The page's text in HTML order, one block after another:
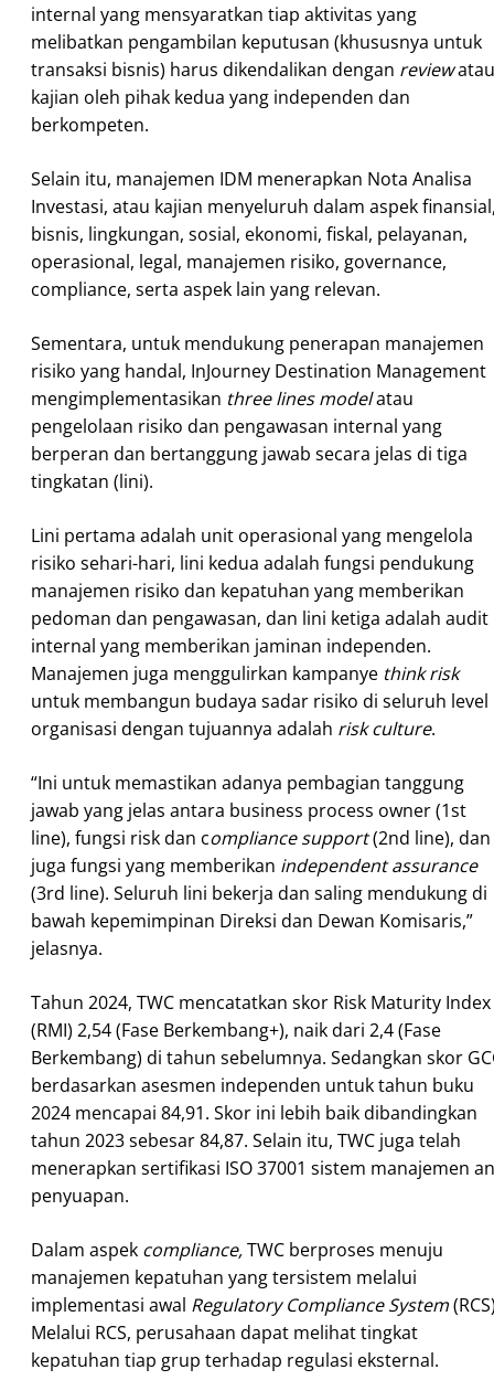
internal yang mensyaratkan tiap aktivitas yang
melibatkan pengambilan keputusan (khususnya untuk
transaksi bisnis) harus dikendalikan dengan reviewatau
kajian oleh pihak kedua yang independen dan
berkompeten.
Selain itu, manajemen IDM menerapkan Nota Analisa
Investasi, atau kajian menyeluruh dalam aspek
bisnis, lingkungan, sosial, ekonomi, fiskal, pelayanan,
operasional, legal, manajemen risiko, governance,
compliance, serta aspek lain yang relevan.
Sementara, untuk mendukung penerapan manajemen
risiko yang handal, InJourney Destination Management
mengimplementasikan three lines modelatau
pengelolaan risiko dan pengawasan internal yang
berperan dan bertanggung jawab secara jelas di tiga
tingkatan (lini).
Lini pertama adalah unit operasional yang mengelola
risiko sehari-hari, lini kedua adalah fungsi pendukung
manajemen risiko dan kepatuhan yang memberikan
pedoman dan pengawasan, dan lini ketiga adalah audit
internal yang memberikan jaminan independen.
Manajemen juga menggulirkan kampanye think risk
untuk membangun budaya sadar risiko di seluruh level
organisasi dengan tujuannya adalah risk culture.
“Ini untuk memastikan adanya pembagian tanggung
jawab yang jelas antara business process owner (1st
line), fungsi risk dan compliance support(2nd line), dan
juga fungsi yang memberikan independent assurance
(3rd line). Seluruh lini bekerja dan saling mendukung di
bawah kepemimpinan Direksi dan Dewan Komisaris,”
jelasnya.
Tahun 2024, TWC mencatatkan skor Risk Maturity Index
(RMI) 2,54 (Fase Berkembang+), naik dari 2,4 (Fase
Berkembang) di tahun sebelumnya. Sedangkan skor
berdasarkan asesmen independen untuk tahun buku
2024 mencapai 84,91. Skor ini lebih baik dibandingkan
tahun 2023 sebesar 84,87. Selain itu, TWC juga telah
menerapkan sertifikasi ISO 37001 sistem manajemen
penyuapan.
Dalam aspek compliance,TWC berproses menuju
manajemen kepatuhan yang tersistem melalui
implementasi awal Regulatory Compliance System
Melalui RCS, perusahaan dapat melihat tingkat
kepatuhan tiap grup terhadap regulasi eksternal.